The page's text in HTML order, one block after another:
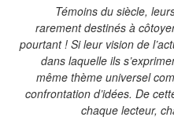
Témoins du siècle,
rarement destinés à
pourtant ! Si leur vision de
dans laquelle ils
même thème universel
confrontation d’idées. De
chaque lecteur,